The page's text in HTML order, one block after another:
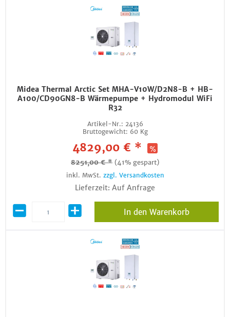
Midea Thermal Arctic Set MHA-V10W/D2N8-B + HB-
A100/CD90GN8-B Wärmepumpe + Hydromodul WiFi
R32
Artikel-Nr.: 24136
Bruttogewicht: 60 Kg
4829,00 € *
8251,00 € * (41% gespart)
inkl. MwSt. zzgl. Versandkosten
Lieferzeit: Auf Anfrage
In den Warenkorb